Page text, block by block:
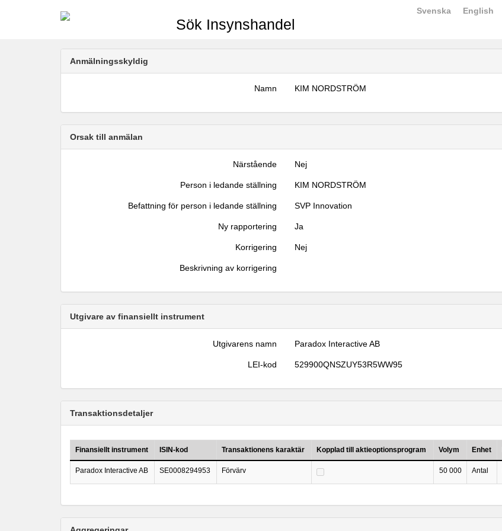
Sök Insynshandel
Svenska English
Anmälningsskyldig
Namn KIM NORDSTRÖM
Orsak till anmälan
Närstående Nej
Person i ledande ställning KIM NORDSTRÖM
Befattning för person i ledande ställning SVP Innovation
Ny rapportering Ja
Korrigering Nej
Beskrivning av korrigering
Utgivare av finansiellt instrument
Utgivarens namn Paradox Interactive AB
LEI-kod 529900QNSZUY53R5WW95
Transaktionsdetaljer
Finansiellt instrument ISIN-kod Transaktionens karaktär Kopplad till aktieoptionsprogram Volym Enhet
Paradox Interactive AB SE0008294953 Förvärv 50 000 Antal